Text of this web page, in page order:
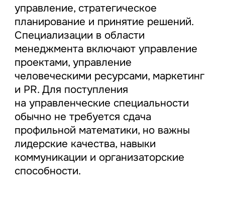
управление, стратегическое
планирование и принятие решений.
Специализации в области
менеджмента включают управление
проектами, управление
человеческими ресурсами, маркетинг
и PR. Для поступления
на управленческие специальности
обычно не требуется сдача
профильной математики, но важны
лидерские качества, навыки
коммуникации и организаторские
способности.